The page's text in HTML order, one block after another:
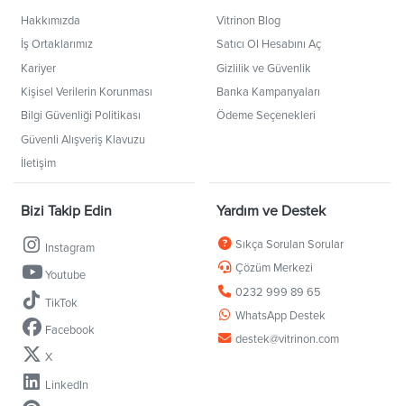
Hakkımızda
İş Ortaklarımız
Kariyer
Kişisel Verilerin Korunması
Bilgi Güvenliği Politikası
Güvenli Alışveriş Klavuzu
İletişim
Vitrinon Blog
Satıcı Ol Hesabını Aç
Gizlilik ve Güvenlik
Banka Kampanyaları
Ödeme Seçenekleri
Bizi Takip Edin
Instagram
Youtube
TikTok
Facebook
X
LinkedIn
Yardım ve Destek
Sıkça Sorulan Sorular
Çözüm Merkezi
0232 999 89 65
WhatsApp Destek
destek@vitrinon.com